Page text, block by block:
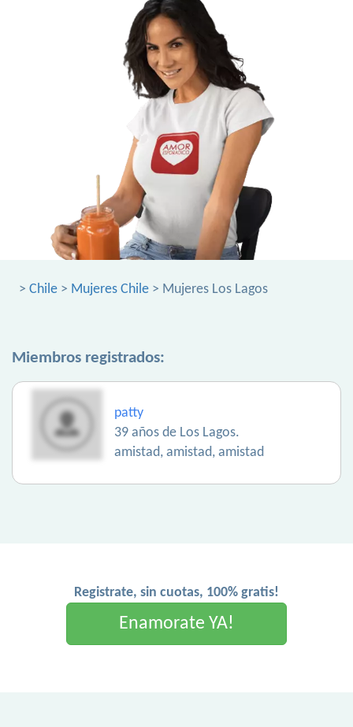
> Chile > Mujeres Chile > Mujeres Los Lagos
Miembros registrados:
patty
39 años de Los Lagos.
amistad, amistad, amistad
Registrate, sin cuotas, 100% gratis!
Enamorate YA!